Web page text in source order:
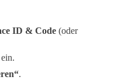
ID & Code (oder
.